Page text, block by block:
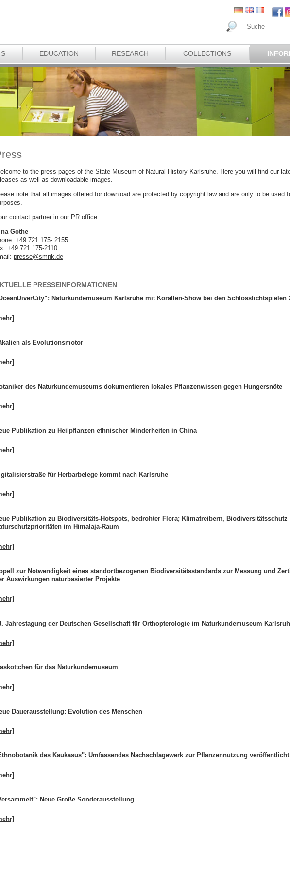
EDUCATION RESEARCH COLLECTIONS
to the press pages of the State Museum of Natural History Karlsruhe. Here you will find our
as well as downloadable images.
note that all images offered for download are protected by copyright law and are only to be used
contact partner in our PR office:
Gothe
+49 721 175- 2155
+49 721 175-2110
presse@smnk de
PRESSEINFORMATIONEN
Naturkundemuseum Karlsruhe mit Korallen-Show bei den Schlosslichtspielen
als Evolutionsmotor
des Naturkundemuseums dokumentieren lokales Pflanzenwissen gegen Hungersnöte
Publikation zu Heilpflanzen ethnischer Minderheiten in China
für Herbarbelege kommt nach Karlsruhe
Publikation zu Biodiversitäts-Hotspots, bedrohter Flora; Klimatreibern, Biodiversitätsschutz
im Himalaja-Raum
zur Notwendigkeit eines standortbezogenen Biodiversitätsstandards zur Messung und
Auswirkungen naturbasierter Projekte
Jahrestagung der Deutschen Gesellschaft für Orthopterologie im Naturkundemuseum
für das Naturkundemuseum
Dauerausstellung: Evolution des Menschen
des Kaukasus": Umfassendes Nachschlagewerk zur Pflanzennutzung veröffentlicht
Neue Große Sonderausstellung